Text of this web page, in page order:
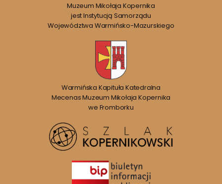
Muzeum Mikołaja Kopernika
jest Instytucją Samorządu
Województwa Warmińsko-Mazurskiego
Warmińska Kapituła Katedralna
Mecenas Muzeum Mikołaja Kopernika
we Fromborku